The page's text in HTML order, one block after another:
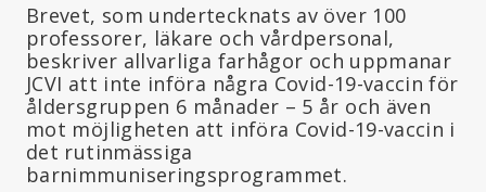
Brevet, som undertecknats av över 100
professorer, läkare och vårdpersonal,
beskriver allvarliga farhågor och uppmanar
JCVI att inte införa några Covid-19-vaccin för
åldersgruppen 6 månader – 5 år och även
mot möjligheten att införa Covid-19-vaccin i
det rutinmässiga
barnimmuniseringsprogrammet.